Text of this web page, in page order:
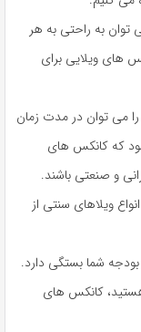
به راحتی به هر
های ویلایی برای
می توان در مدت زمان
که کانکس های
و صنعتی باشند.
ویلاهای سنتی از
شما بستگی دارد.
کانکس های